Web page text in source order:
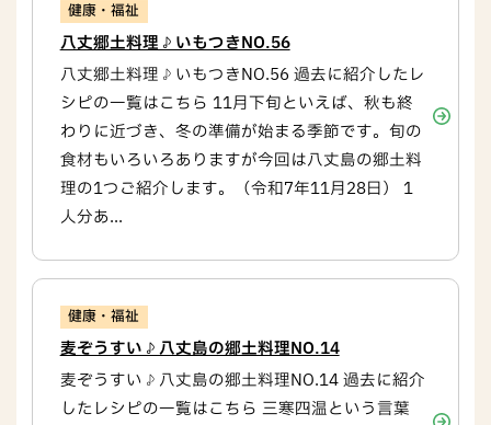
健康・福祉
八丈郷土料理♪いもつきNO.56
八丈郷土料理♪いもつきNO.56 過去に紹介したレ
シピの一覧はこちら 11月下旬といえば、秋も終
わりに近づき、冬の準備が始まる季節です。旬の
食材もいろいろありますが今回は八丈島の郷土料
理の1つご紹介します。（令和7年11月28日） 1
人分あ...
健康・福祉
麦ぞうすい♪八丈島の郷土料理NO.14
麦ぞうすい♪八丈島の郷土料理NO.14 過去に紹介
したレシピの一覧はこちら 三寒四温という言葉